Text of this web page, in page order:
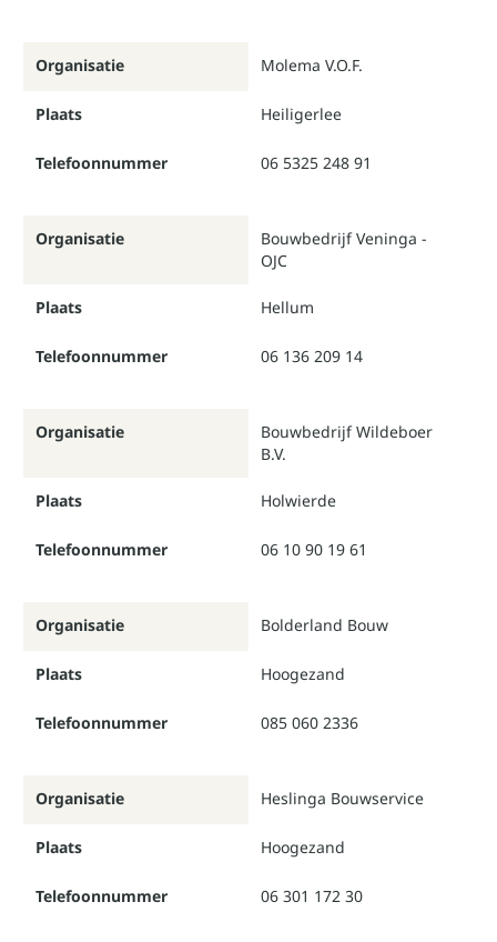
Organisatie
Plaats
Telefoonnummer
Molema V.O.F.
Heiligerlee
06 5325 248 91
Organisatie
Plaats
Telefoonnummer
Bouwbedrijf Veninga -
OJC
Hellum
06 136 209 14
Organisatie
Plaats
Telefoonnummer
Bouwbedrijf Wildeboer
B.V.
Holwierde
06 10 90 19 61
Organisatie
Plaats
Telefoonnummer
Bolderland Bouw
Hoogezand
085 060 2336
Organisatie
Plaats
Telefoonnummer
Heslinga Bouwservice
Hoogezand
06 301 172 30